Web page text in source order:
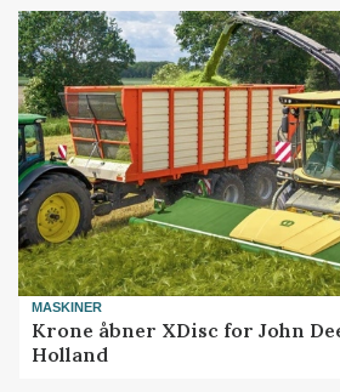
MASKINER
Krone åbner XDisc for John
Holland